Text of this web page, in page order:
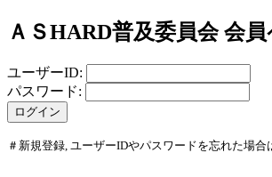
ＡＳHARD普及委員会 会
ユーザーID:
パスワード:
＃新規登録, ユーザーIDやパスワードを忘れた場合